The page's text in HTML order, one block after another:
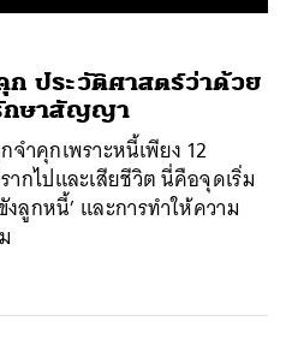
ก ประวัติศาสตร์ว่าด้วย
กษาสัญญา
ำคุกเพราะหนี้เพียง 12
กไปและเสียชีวิต นี่คือจุดเริ่ม
ลูกหนี้’ และการทำให้ความ